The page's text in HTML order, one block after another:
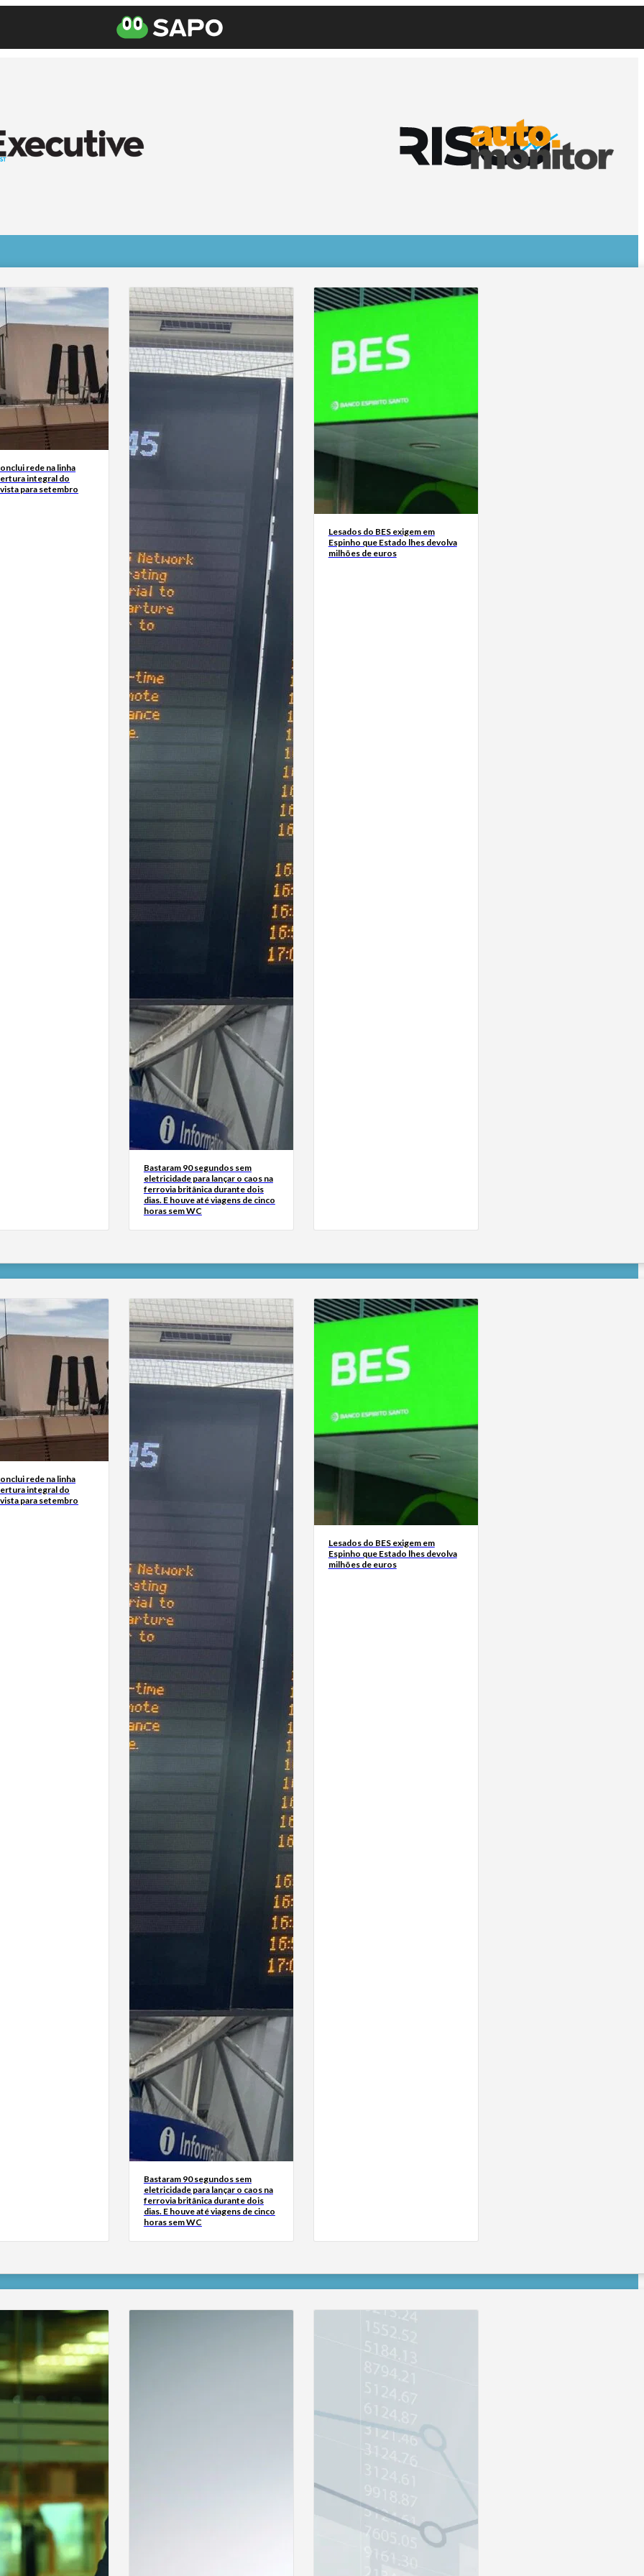
rede na linha
integral do
para setembro
Bastaram 90 segundos sem
eletricidade para lançar o caos na
ferrovia britânica durante dois
dias. E houve até viagens de cinco
horas sem WC
Lesados do BES exigem em
Espinho que Estado lhes devolva
milhões de euros
rede na linha
integral do
para setembro
Bastaram 90 segundos sem
eletricidade para lançar o caos na
ferrovia britânica durante dois
dias. E houve até viagens de cinco
horas sem WC
Lesados do BES exigem em
Espinho que Estado lhes devolva
milhões de euros